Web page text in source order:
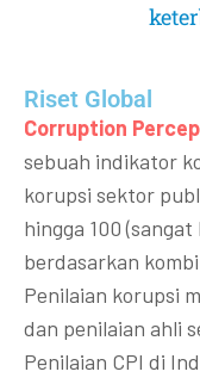
Riset Global​
Corruption
sebuah indikator
korupsi sektor
hingga 100
berdasarkan
Penilaian korupsi
dan penilaian ahli
Penilaian CPI di